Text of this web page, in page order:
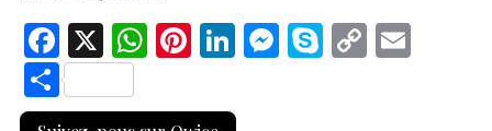
F
ac
e
X W
at
Pi
er
Li
k
M S C
S
h